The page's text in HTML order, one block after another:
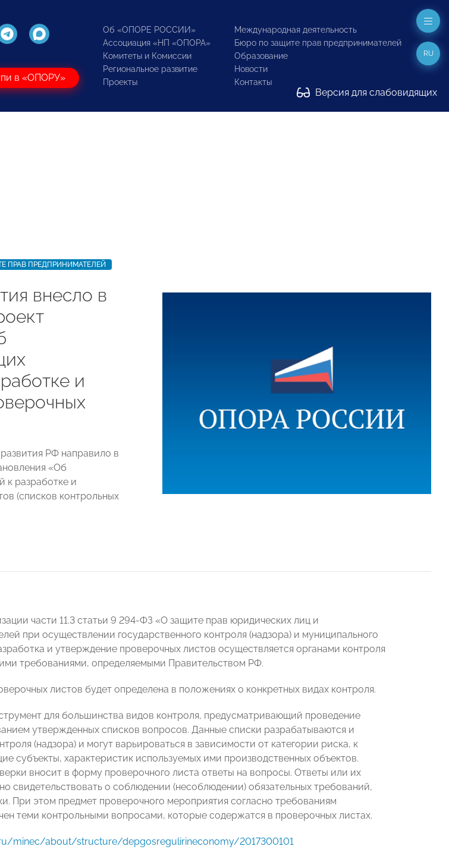
в «ОПОРУ»
Об «ОПОРЕ РОССИИ»
Ассоциация «НП «ОПОРА»
Комитеты и Комиссии
Региональное развитие
Проекты
Международная деятельность
Бюро по защите прав предпринимателей
Образование
Новости
Контакты
Версия для слабовидящих
RU
ПРАВ ПРЕДПРИНИМАТЕЛЕЙ
внесло в
и
РФ направило в
«Об
к разработке и
(списков контрольных
части 11.3 статьи 9 294-ФЗ «О защите прав юридических лиц и
при осуществлении государственного контроля (надзора) и муниципального
и утверждение проверочных листов осуществляется органами контроля
требованиями, определяемыми Правительством РФ.
листов будет определена в положениях о конкретных видах контроля.
для большинства видов контроля, предусматривающий проведение
утвержденных списков вопросов. Данные списки разрабатываются и
(надзора) и могут варьироваться в зависимости от категории риска, к
субъекты, характеристик используемых ими производственных объектов.
вносит в форму проверочного листа ответы на вопросы. Ответы или их
свидетельствовать о соблюдении (несоблюдении) обязательных требований,
При этом предмет проверочного мероприятия согласно требованиям
теми контрольными вопросами, которые содержатся в проверочных листах.
minec/about/structure/depgosregulirineconomy/2017300101